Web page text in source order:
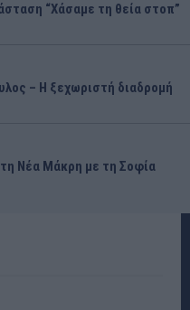
“Χάσαμε τη θεία στοπ”
– Η ξεχωριστή διαδρομή
Νέα Μάκρη με τη Σοφία